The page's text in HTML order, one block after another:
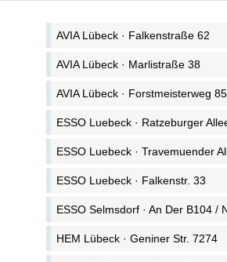
AVIA Lübeck · Falkenstraße 62
AVIA Lübeck · Marlistraße 38
AVIA Lübeck · Forstmeisterweg 85
ESSO Luebeck · Ratzeburger
ESSO Luebeck · Travemuender
ESSO Luebeck · Falkenstr. 33
ESSO Selmsdorf · An Der B104 /
HEM Lübeck · Geniner Str. 7274